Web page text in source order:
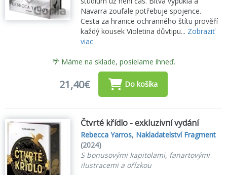
Navarra zoufale potřebuje spojence.
Cesta za hranice ochranného štítu prověří
každý kousek Violetina důvtipu... Zobraziť
viac
🌴 Máme na sklade, posielame ihneď.
21,40€ Do košíka
Čtvrté křídlo - exkluzivní vydání
Rebecca Yarros, Nakladatelství Fragment
(2024)
S bonusovými kapitolami, fanartovými
ilustracemi a ořízkou